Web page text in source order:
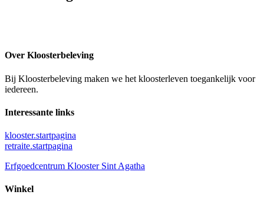
Over Kloosterbeleving
Bij Kloosterbeleving maken we het kloosterleven toegankelijk voor
iedereen.
Interessante links
klooster.startpagina
retraite.startpagina
Erfgoedcentrum Klooster Sint Agatha
Winkel